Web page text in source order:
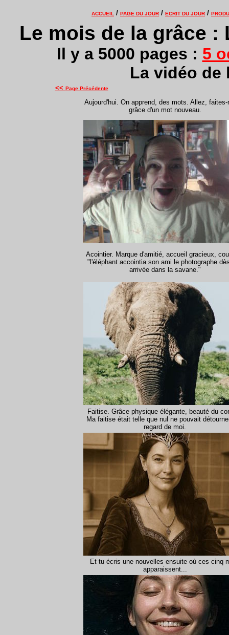
ACCUEIL / PAGE DU JOUR / ECRIT DU JOUR /
Le mois de la grâce :
Il y a 5000 pages : 5
La vidéo de
<< Page Précédente
Aujourd'hui. On apprend, des mots. Allez, faites-
grâce d'un mot nouveau.
Acointier. Marque d'amitié, accueil gracieux,
"l'éléphant accointia son ami le photographe
arrivée dans la savane."
Faitise. Grâce physique élégante, beauté du
Ma faitise était telle que nul ne pouvait
regard de moi.
Et tu écris une nouvelles ensuite où ces cinq
apparaissent...